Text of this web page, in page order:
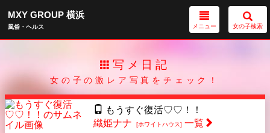
女の子検索
メニュー
MXY GROUP 横浜
風俗・ヘルス
写メ日記
女の子の激レア写真をチェック！
もうすぐ復活♡♡！！
織姫ナナ
[ホワイトハウス] 一覧